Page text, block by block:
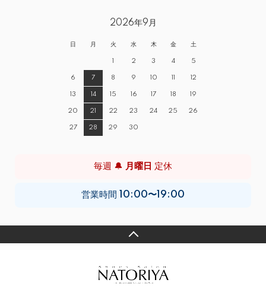
2026年9月
日 月 火 水 木 金 土
1 2 3 4 5
6 7 8 9 10 11 12
13 14 15 16 17 18 19
20 21 22 23 24 25 26
27 28 29 30
毎週 🔔 月曜日 定休
営業時間 10:00〜19:00